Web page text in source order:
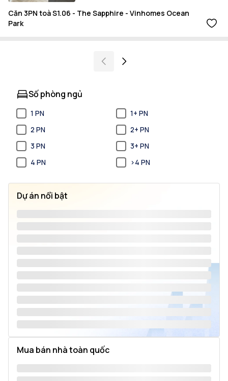
Căn 3PN toà S1.06 - The Sapphire - Vinhomes Ocean
Park
Số phòng ngủ
1 PN
1+ PN
2 PN
2+ PN
3 PN
3+ PN
4 PN
>4 PN
Dự án nổi bật
Mua bán nhà toàn quốc